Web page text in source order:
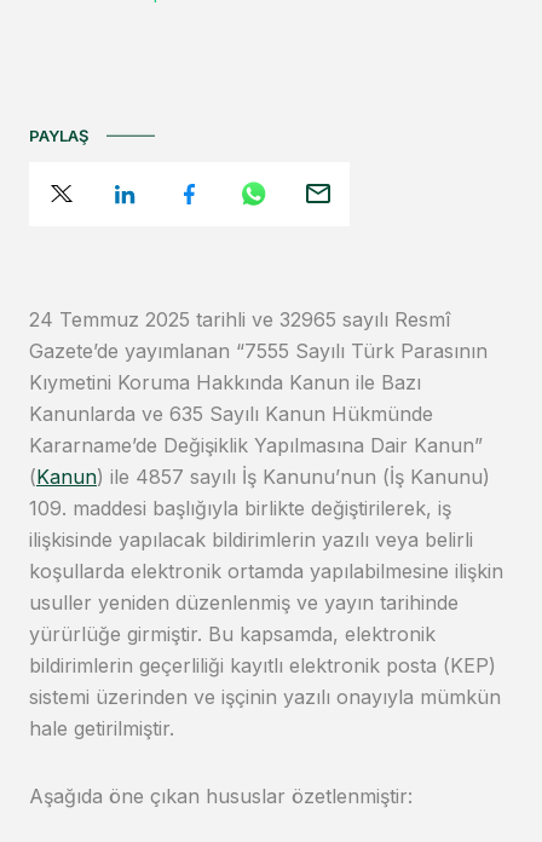
24 Temmuz 2025 tarihli ve 32965 sayılı Resmî
Gazete’de yayımlanan “7555 Sayılı Türk Parasının
Kıymetini Koruma Hakkında Kanun ile Bazı
Kanunlarda ve 635 Sayılı Kanun Hükmünde
Kararname’de Değişiklik Yapılmasına Dair Kanun”
(Kanun) ile 4857 sayılı İş Kanunu’nun (İş Kanunu)
109. maddesi başlığıyla birlikte değiştirilerek, iş
ilişkisinde yapılacak bildirimlerin yazılı veya belirli
koşullarda elektronik ortamda yapılabilmesine ilişkin
usuller yeniden düzenlenmiş ve yayın tarihinde
yürürlüğe girmiştir. Bu kapsamda, elektronik
bildirimlerin geçerliliği kayıtlı elektronik posta (KEP)
sistemi üzerinden ve işçinin yazılı onayıyla mümkün
hale getirilmiştir.
Aşağıda öne çıkan hususlar özetlenmiştir:
PAYLAŞ